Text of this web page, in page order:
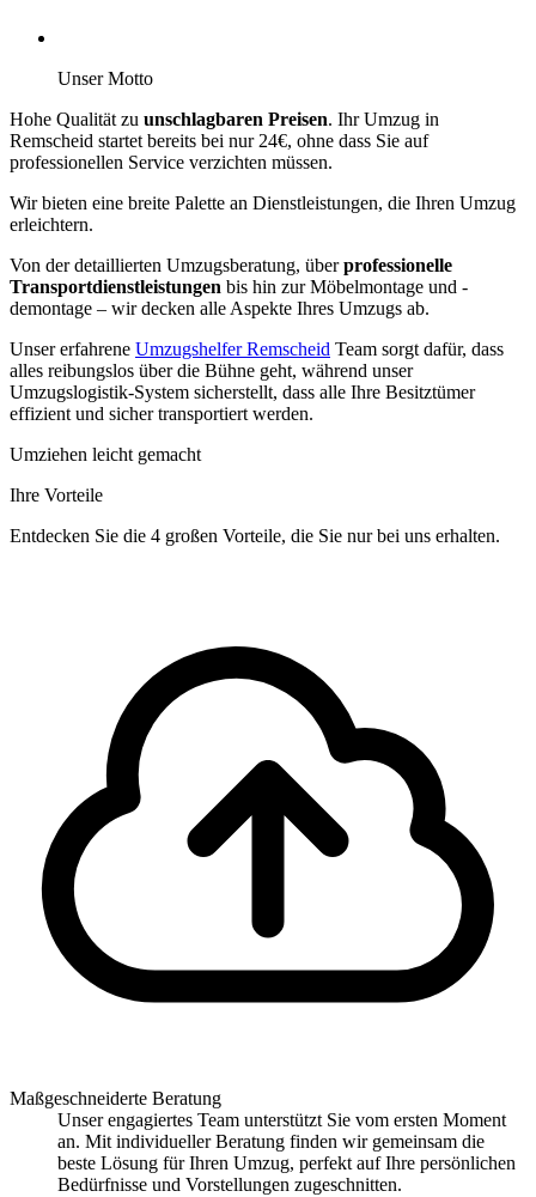
Unser Motto
Hohe Qualität zu unschlagbaren Preisen. Ihr Umzug in
Remscheid startet bereits bei nur 24€, ohne dass Sie auf
professionellen Service verzichten müssen.
Wir bieten eine breite Palette an Dienstleistungen, die Ihren Umzug
erleichtern.
Von der detaillierten Umzugsberatung, überprofessionelle
Transportdienstleistungen bis hin zur Möbelmontage und -
demontage – wir decken alle Aspekte Ihres Umzugs ab.
Unser erfahrene Umzugshelfer Remscheid Team sorgt dafür, dass
alles reibungslos über die Bühne geht, während unser
Umzugslogistik-System sicherstellt, dass alle Ihre Besitztümer
effizient und sicher transportiert werden.
Umziehen leicht gemacht
Ihre Vorteile
Entdecken Sie die 4 großen Vorteile, die Sie nur bei uns erhalten.
Maßgeschneiderte Beratung
Unser engagiertes Team unterstützt Sie vom ersten Moment
an. Mit individueller Beratung finden wir gemeinsam die
beste Lösung für Ihren Umzug, perfekt auf Ihre persönlichen
Bedürfnisse und Vorstellungen zugeschnitten.